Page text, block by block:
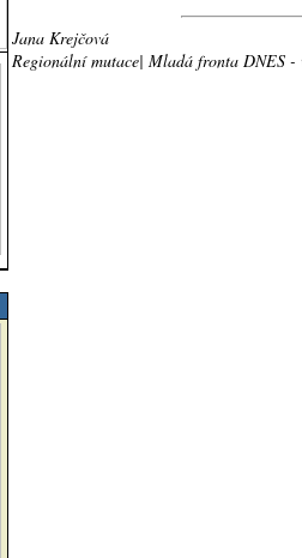
Jana Krejčová
Regionální mutace| Mladá fronta DNES -